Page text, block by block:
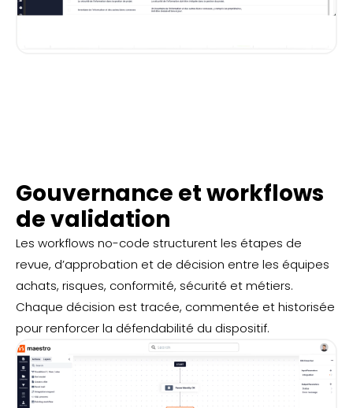
Gouvernance et workflows
de validation
Les workflows no-code structurent les étapes de
revue, d’approbation et de décision entre les équipes
achats, risques, conformité, sécurité et métiers.
Chaque décision est tracée, commentée et historisée
pour renforcer la défendabilité du dispositif.